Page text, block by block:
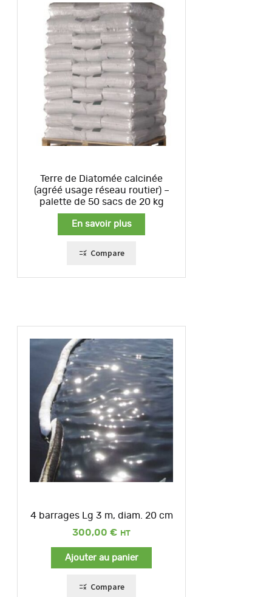
Terre de Diatomée calcinée
(agréé usage réseau routier) –
palette de 50 sacs de 20 kg
En savoir plus
Compare
4 barrages Lg 3 m, diam. 20 cm
300,00 €
Ajouter au panier
Compare